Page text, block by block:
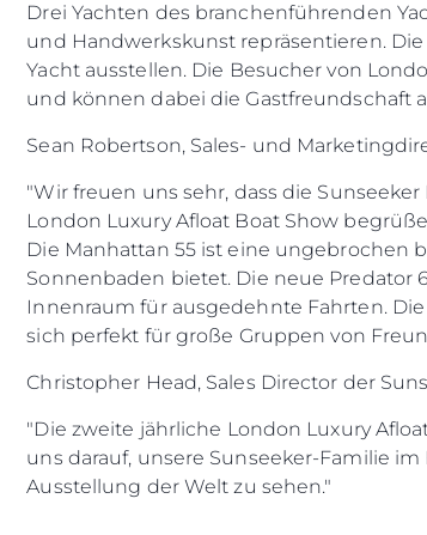
Drei Yachten des branchenführenden
und Handwerkskunst repräsentieren.
Yacht ausstellen. Die Besucher von
und können dabei die Gastfreundschaft
Sean Robertson, Sales- und
"Wir freuen uns sehr, dass die
London Luxury Afloat Boat Show
Die Manhattan 55 ist eine ungebrochen
Sonnenbaden bietet. Die neue Predator
Innenraum für ausgedehnte Fahrten.
sich perfekt für große Gruppen von
Christopher Head, Sales Director der
"Die zweite jährliche London Luxury
uns darauf, unsere Sunseeker-Familie
Ausstellung der Welt zu sehen."
Kontakt
Cookies